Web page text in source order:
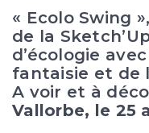
« Ecolo Swing
de la
d’écologie
fantaisie et de
A voir et à
Vallorbe, le 25